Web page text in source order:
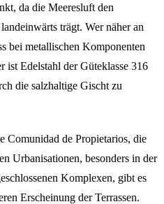
da die Meeresluft den
trägt. Wer näher an
bei metallischen Komponenten
ist Edelstahl der Güteklasse 316
die salzhaltige Gischt zu
Comunidad de Propietarios, die
Urbanisationen, besonders in der
Komplexen, gibt es
Erscheinung der Terrassen.